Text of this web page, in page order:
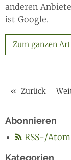
anderen
ist Google.
Zum ganzen
Zurück
Abonnieren
RSS-/
Kategorien